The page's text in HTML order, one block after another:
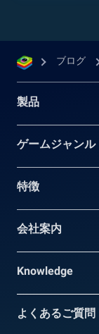
ブログ
製品
ゲームジャンル
特徴
会社案内
Knowledge
よくあるご質問